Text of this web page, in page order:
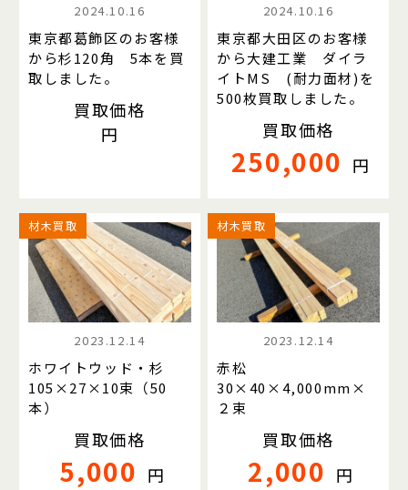
2024.10.16
東京都葛飾区のお客様
から杉120角 5本を買
取しました。
買取価格
円
2024.10.16
東京都大田区のお客様
から大建工業 ダイラ
イトMS (耐力面材)を
500枚買取しました。
買取価格
250,000 円
材木買取
2023.12.14
ホワイトウッド・杉
105×27×10束（50
本）
買取価格
5,000 円
材木買取
2023.12.14
赤松
30×40×4,000mm×
２束
買取価格
2,000 円